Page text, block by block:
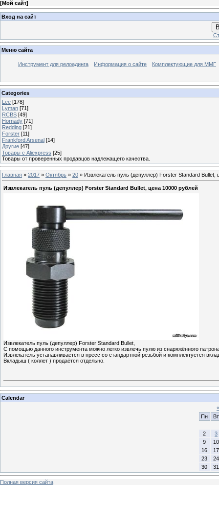
[Мой сайт]
Вход на сайт
Меню сайта
Инструмент для релоадинга Информация о сайте Комплектующие для ММГ
Categories
Lee [178]
Lyman [71]
RCBS [49]
Hornady [71]
Redding [21]
Forster [11]
Frankford Arsenal [14]
Другие [47]
Товары с Aliexpress [25]
Товары от проверенных продавцов надлежащего качества.
Главная » 2017 » Октябрь » 20 » Извлекатель пуль (депуллер) Forster Standard Bullet,
Извлекатель пуль (депуллер) Forster Standard Bullet, цена 10000 рублей
Извлекатель пуль (депуллер) Forster Standard Bullet,
С помощью данного инструмента можно легко извлечь пулю из снаряжённого
Извлекатель устанавливается в пресс со стандартной резьбой и комплектуется
Вкладыш ( коллет ) продаётся отдельно.
Calendar
«
Пн
Вт
2
3
9
10
16
17
23
24
30
31
Полная версия сайта